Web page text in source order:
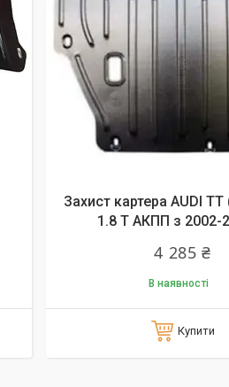
Захист картера AUDI
1.8 T АКПП з 2002-
4 285 ₴
В наявності
Купити